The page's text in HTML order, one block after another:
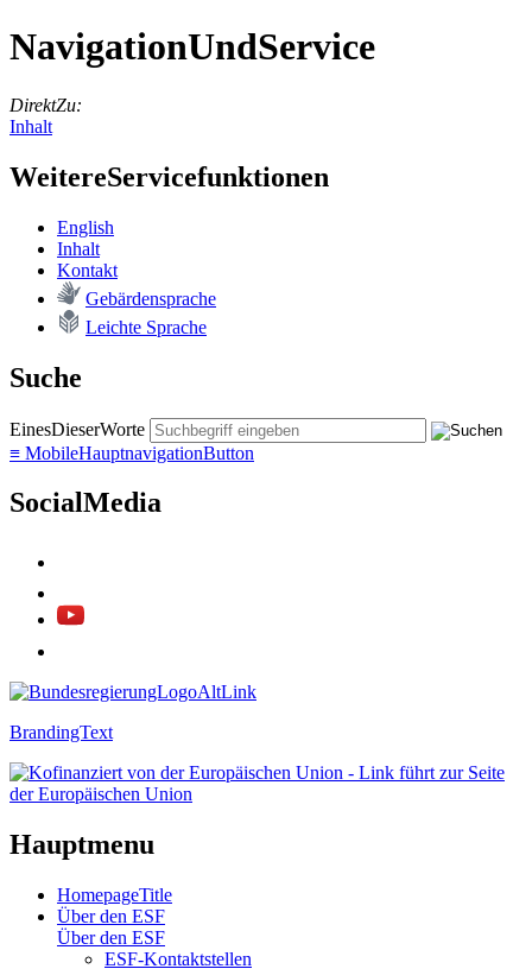
NavigationUndService
DirektZu:
Inhalt
WeitereServicefunktionen
English
In­halt
Kon­takt
Ge­bär­den­spra­che
Leich­te Spra­che
Suche
EinesDieserWorte
≡ MobileHauptnavigationButton
SocialMedia
BrandingText
Hauptmenu
HomepageTitle
Über den ESF
Über den ESF
ESF-Kon­takt­stel­len